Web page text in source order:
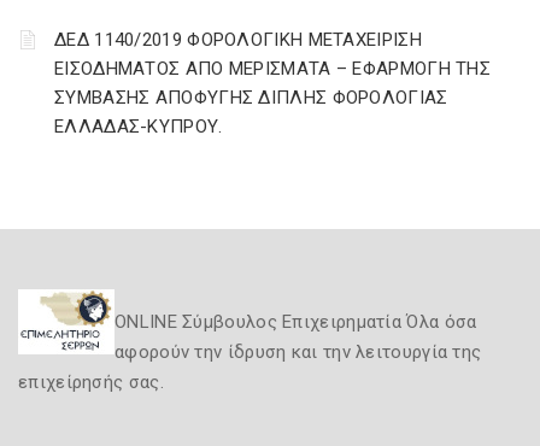
ΔΕΔ 1140/2019 ΦΟΡΟΛΟΓΙΚΗ ΜΕΤΑΧΕΙΡΙΣΗ
ΕΙΣΟΔΗΜΑΤΟΣ ΑΠΟ ΜΕΡΙΣΜΑΤΑ – ΕΦΑΡΜΟΓΗ ΤΗΣ
ΣΥΜΒΑΣΗΣ ΑΠΟΦΥΓΗΣ ΔΙΠΛΗΣ ΦΟΡΟΛΟΓΙΑΣ
ΕΛΛΑΔΑΣ-ΚΥΠΡΟΥ.
ONLINE Σύμβουλος Επιχειρηματία Όλα όσα
αφορούν την ίδρυση και την λειτουργία της
επιχείρησής σας.